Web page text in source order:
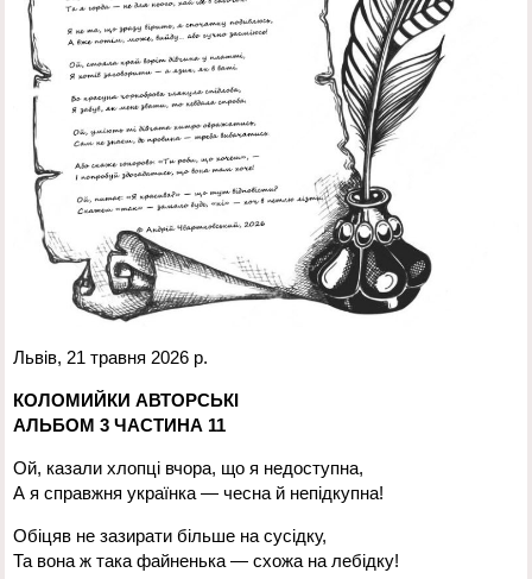
Львів, 21 травня 2026 р.
КОЛОМИЙКИ АВТОРСЬКІ
АЛЬБОМ 3 ЧАСТИНА 11
Ой, казали хлопці вчора, що я недоступна,
А я справжня українка — чесна й непідкупна!
Обіцяв не зазирати більше на сусідку,
Та вона ж така файненька — схожа на лебідку!